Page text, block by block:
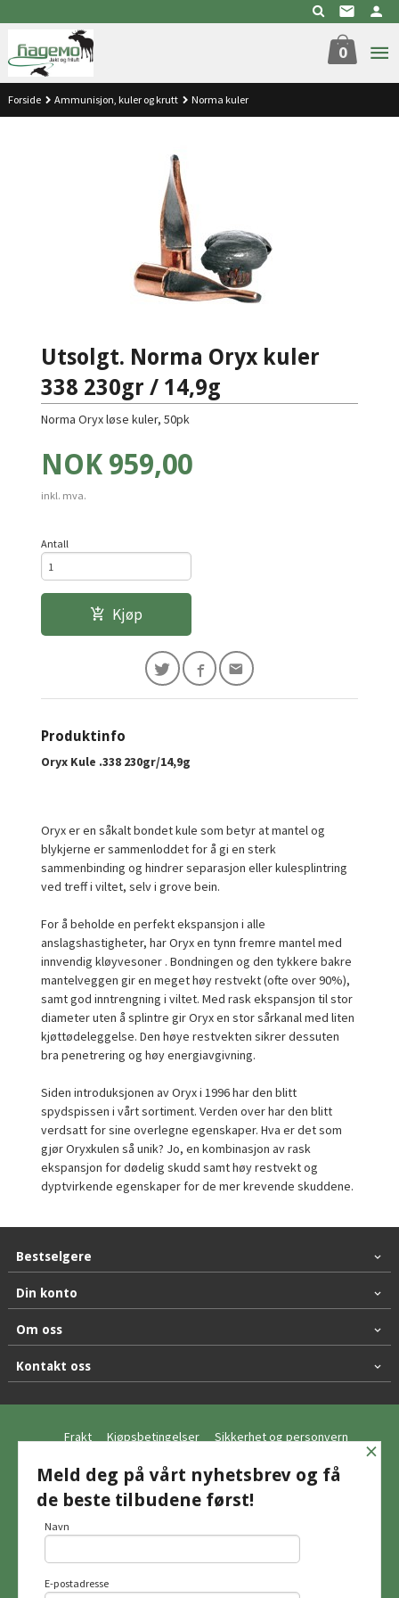
til
innholdet
0
Forside Ammunisjon, kuler og krutt Norma kuler
Utsolgt. Norma Oryx kuler
338 230gr / 14,9g
Norma Oryx løse kuler, 50pk
Pris
NOK 959,00
inkl. mva.
Antall
Kjøp
Produktinfo
Oryx Kule .338 230gr/14,9g
Oryx er en såkalt bondet kule som betyr at mantel og
blykjerne er sammenloddet for å gi en sterk
sammenbinding og hindrer separasjon eller kulesplintring
ved treff i viltet, selv i grove bein.
For å beholde en perfekt ekspansjon i alle
anslagshastigheter, har Oryx en tynn fremre mantel med
innvendig kløyvesoner . Bondningen og den tykkere bakre
mantelveggen gir en meget høy restvekt (ofte over 90%),
samt god inntrengning i viltet. Med rask ekspansjon til stor
diameter uten å splintre gir Oryx en stor sårkanal med liten
kjøttødeleggelse. Den høye restvekten sikrer dessuten
bra penetrering og høy energiavgivning.
Siden introduksjonen av Oryx i 1996 har den blitt
spydspissen i vårt sortiment. Verden over har den blitt
verdsatt for sine overlegne egenskaper. Hva er det som
gjør Oryxkulen så unik? Jo, en kombinasjon av rask
ekspansjon for dødelig skudd samt høy restvekt og
dyptvirkende egenskaper for de mer krevende skuddene.
Bestselgere
Din konto
Om oss
Kontakt oss
Frakt Kjøpsbetingelser Sikkerhet og personvern
Nyhetsbrev
© Hagemo Jakt og Friluft AS
Vår nettbutikk bruker cookies slik at du
×
Meld deg på vårt nyhetsbrev og få
de beste tilbudene først!
Navn
E-postadresse